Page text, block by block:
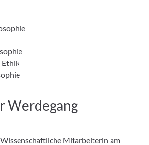
Ethik
Werdegang
Wissenschaftliche Mitarbeiterin am